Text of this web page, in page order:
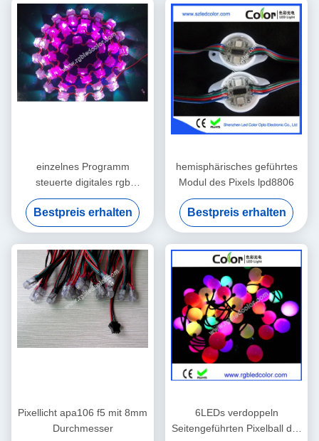
einzelnes Programm
steuerte digitales rgb
geführtes Scheinwerferlicht
mit 60 Grad-Linse
Bestpreis erhalten
hemisphärisches geführtes
Modul des Pixels lpd8806
Bestpreis erhalten
Pixellicht apa106 f5 mit 8mm
Durchmesser
6LEDs verdoppeln
Seitengeführten Pixelball der